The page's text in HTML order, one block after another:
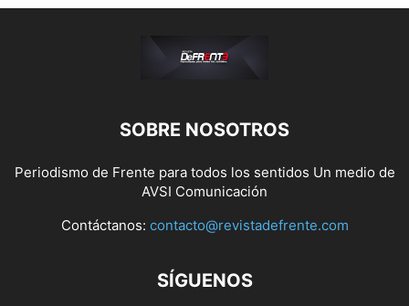
SOBRE NOSOTROS
Periodismo de Frente para todos los sentidos Un medio de
AVSI Comunicación
Contáctanos: contacto@revistadefrente.com
SÍGUENOS